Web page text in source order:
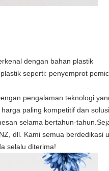
dengan bahan plastik
seperti: penyemprot
pengalaman teknologi
paling kompetitif dan
selama bertahun-
dll. Kami semua berdedikasi
selalu diterima!